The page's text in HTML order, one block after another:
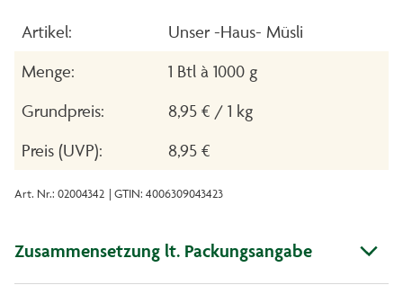
Artikel:
Unser -Haus- Müsli
Menge:
1 Btl à 1000 g
Grundpreis:
8,95 € / 1 kg
Preis (UVP):
8,95 €
Art. Nr.: 02004342 | GTIN: 4006309043423
Zusammensetzung lt. Packungsangabe